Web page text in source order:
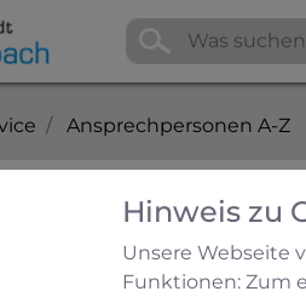
Ansprechpersonen A-Z
Hinweis zu
Unsere Webseite
Funktionen: Zum